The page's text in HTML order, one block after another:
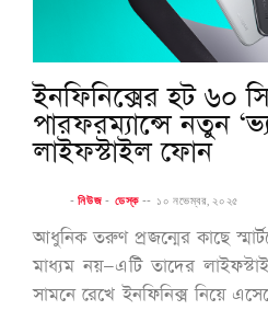
ইনফিনিক্সের হট ৬০
পারফরম্যান্সে নতুন
লাইফস্টাইল ফোন
-নিউজ - ডেস্ক -- ১০ নভেম্বর, ২০২৫
আধুনিক তরুণ প্রজন্মের কাছে
মাধ্যম নয়—এটি তাদের
সামনে রেখে ইনফিনিক্স নিয়ে